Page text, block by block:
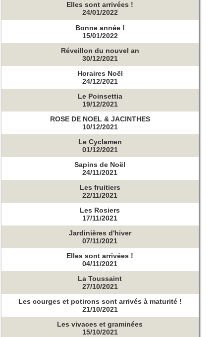
Elles sont arrivées !
24/01/2022
Bonne année !
15/01/2022
Réveillon du nouvel an
30/12/2021
Horaires Noël
24/12/2021
Le Poinsettia
19/12/2021
ROSE DE NOEL & JACINTHES
10/12/2021
Le Cyclamen
01/12/2021
Sapins de Noël
24/11/2021
Les fruitiers
22/11/2021
Les Rosiers
17/11/2021
Jardinières d'hiver
07/11/2021
Elles sont arrivées !
04/11/2021
La Toussaint
27/10/2021
Les courges et potirons sont arrivés à maturité !
21/10/2021
Les vivaces et graminées
15/10/2021